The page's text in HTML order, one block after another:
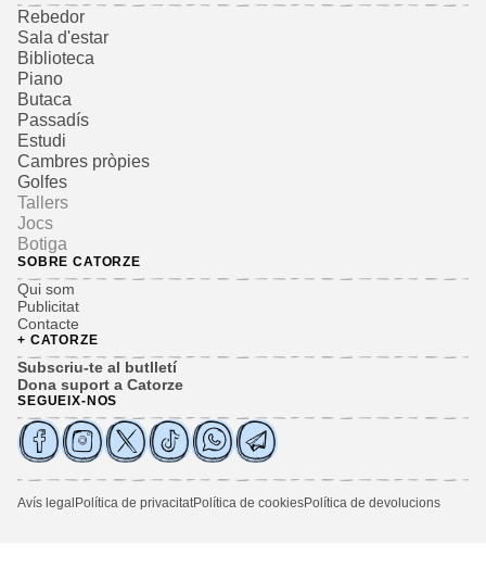
Rebedor
Sala d'estar
Biblioteca
Piano
Butaca
Passadís
Estudi
Cambres pròpies
Golfes
Tallers
Jocs
Botiga
SOBRE CATORZE
Qui som
Publicitat
Contacte
+ CATORZE
Subscriu-te al butlletí
Dona suport a Catorze
SEGUEIX-NOS
Avís legal Política de privacitatPolítica de cookiesPolítica de devolucions